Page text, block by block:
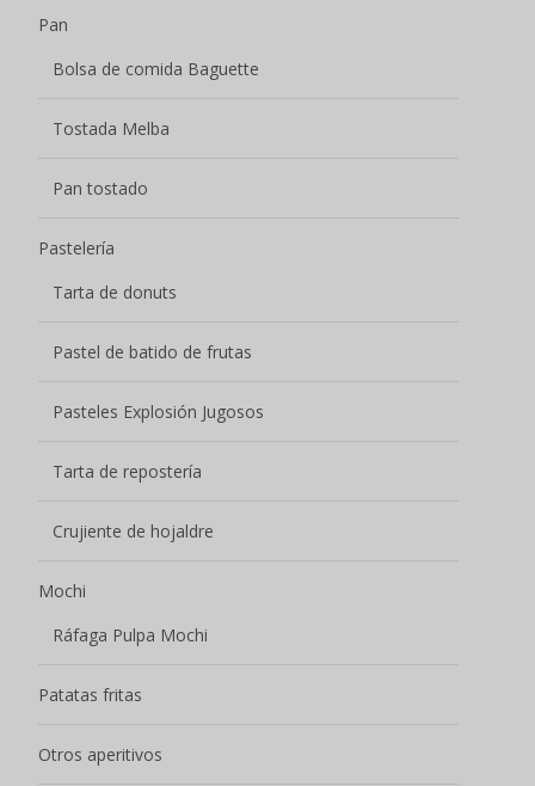
Pan
Bolsa de comida Baguette
Tostada Melba
Pan tostado
Pastelería
Tarta de donuts
Pastel de batido de frutas
Pasteles Explosión Jugosos
Tarta de repostería
Crujiente de hojaldre
Mochi
Ráfaga Pulpa Mochi
Patatas fritas
Otros aperitivos